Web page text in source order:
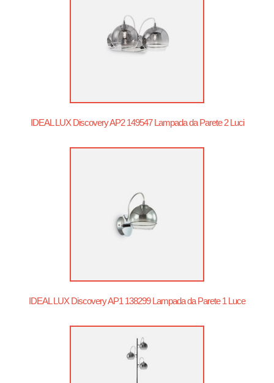
IDEAL LUX Discovery AP2 149547 Lampada da Parete 2 Luci
IDEAL LUX Discovery AP1 138299 Lampada da Parete 1 Luce